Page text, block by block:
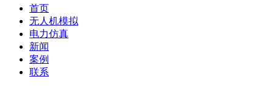
首页
无人机模拟
电力仿真
新闻
案例
联系